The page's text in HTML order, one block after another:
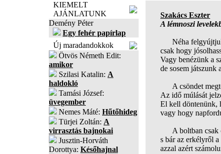
KIEMELT
AJÁNLATUNK
Demény Péter
Egy fehér papírlap
Új maradandokkok
Ötvös Németh Edit:
amikor
Szilasi Katalin: A
haldokló
Tamási József:
üvegember
Nemes Máté: Hűtőhideg
Türjei Zoltán: A
virrasztás bajnokai
Jusztin-Horváth
Dorottya: Későhajnal
Szakács Eszter
A lémnoszi
Néha felgyújtjuk
csak hogy
Vagy benézünk a
de sosem játszunk
A csöndet
Az idő múlását
El kell döntenünk,
vagy hogy
A boltban csak
s bár az erkélyről
azzal azért